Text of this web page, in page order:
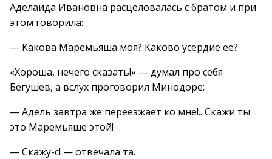
Аделаида Ивановна расцеловалась с братом и при
этом говорила:
— Какова Маремьяша моя? Каково усердие ее?
«Хороша, нечего сказать!» — думал про себя
Бегушев, а вслух проговорил Минодоре:
— Адель завтра же переезжает ко мне!.. Скажи ты
это Маремьяше этой!
— Скажу-с! — отвечала та.